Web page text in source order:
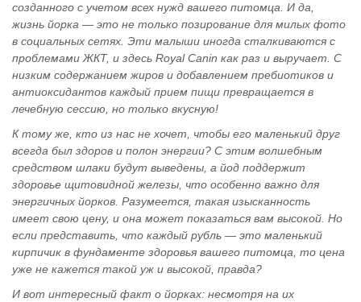
созданного с учетом всех нужд вашего питомца. И да,
жизнь йорка — это не только позирование для милых фото
в социальных сетях. Эти малыши иногда сталкиваются с
проблемами ЖКТ, и здесь Royal Canin как раз и выручает. С
низким содержанием жиров и добавлением пребиотиков и
антиоксидантов каждый прием пищи превращается в
лечебную сессию, но только вкусную!
К тому же, кто из нас не хочет, чтобы его маленький друг
всегда был здоров и полон энергии? С этим волшебным
средством шлаки будут выведены, а йод поддержит
здоровье щитовидной железы, что особенно важно для
энергичных йорков. Разумеется, такая изысканность
имеет свою цену, и она может показаться вам высокой. Но
если представить, что каждый рубль — это маленький
кирпичик в фундаменте здоровья вашего питомца, то цена
уже не кажется такой уж и высокой, правда?
И вот интересный факт о йорках: несмотря на их